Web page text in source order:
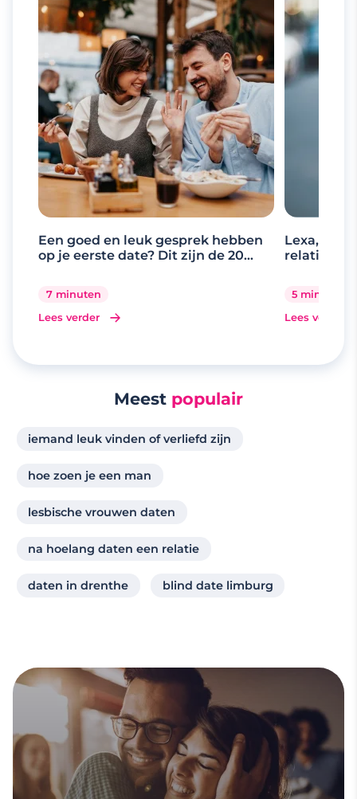
Een goed en leuk gesprek hebben
op je eerste date? Dit zijn de 20
7 minuten
Lees verder
Lexa, de
relaties
5 minuten
Lees verder
Meest populair
iemand leuk vinden of verliefd zijn
hoe zoen je een man
lesbische vrouwen daten
na hoelang daten een relatie
daten in drenthe blind date limburg